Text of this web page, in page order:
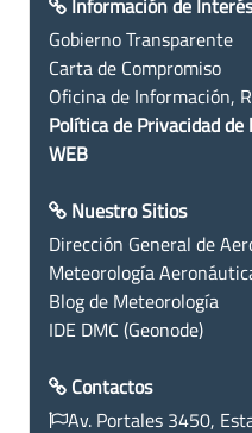
Información de Interés
Gobierno Transparente
Carta de Compromiso
Oficina de Información,
Política de Privacidad
WEB
Nuestro Sitios
Dirección General de
Meteorología
Blog de Meteorología
IDE DMC (Geonode)
Contactos
Av. Portales 3450,